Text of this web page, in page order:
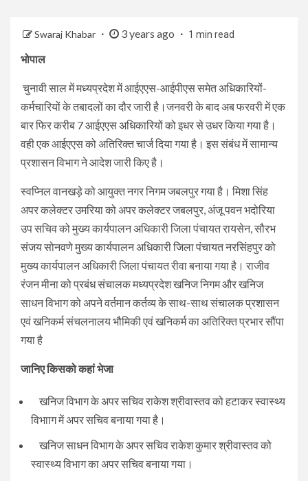
Swaraj Khabar 3 years ago 1 min read
भोपाल
चुनावी साल में मध्यप्रदेश में आईएएस-आईपीएस समेत अधिकारियों-
कर्मचारियों के तबादलों का दौर जारी है।जनवरी के बाद अब फरवरी में एक
बार फिर करीब 7 आईएएस अधिकारियों को इधर से उधर किया गया है।
वही एक आईएएस को अतिरिक्त चार्ज दिया गया है। इस संबंध में सामान्य
प्रशासन विभाग ने आदेश जारी किए है।
स्वप्निल वानखड़े को आयुक्त नगर निगम जबलपुर गया है। मिशा सिंह
अपर कलेक्टर उमरिया को अपर कलेक्टर जबलपुर, अंजू पवन भदोरिया
उप सचिव को मुख्य कार्यपालन अधिकारी जिला पंचायत रायसेन, सौरभ
संजय सोनवणे मुख्य कार्यपालन अधिकारी जिला पंचायत नरसिंहपुर को
मुख्य कार्यपालन अधिकारी जिला पंचायत रीवा बनाया गया है। राजीव
रंजन मीना को प्रबंध संचालक मध्यप्रदेश खनिज निगम और खनिज
साधन विभाग को अपने वर्तमान कर्तव्य के साथ-साथ संचालक प्रशासन
एवं खनिकर्म संचलनालय भौमिकी एवं खनिकर्म का अतिरिक्त प्रभार सौंपा
गया है
जानिए किसको कहां भेजा
खनिज विभाग के अपर सचिव राकेश श्रीवास्तव को हटाकर स्वास्थ्य
विभााग में अपर सचिव बनाया गया है।
खनिज साधन विभाग के अपर सचिव राकेश कुमार श्रीवास्तव को
स्वास्थ्य विभाग का अपर सचिव बनाया गया।